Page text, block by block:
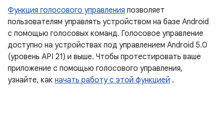
Функция голосового управления позволяет
пользователям управлять устройством на базе Android
с помощью голосовых команд. Голосовое управление
доступно на устройствах под управлением Android 5.0
(уровень API 21) и выше. Чтобы протестировать ваше
приложение с помощью голосового управления,
узнайте, как начать работу с этой функцией .